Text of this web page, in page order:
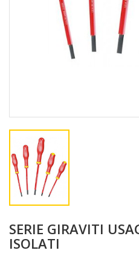
SERIE GIRAVITI
ISOLATI